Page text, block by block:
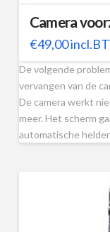
Camera
€49,00
De volgende
vervangen van de
De camera werkt
meer. Het scherm
automatische